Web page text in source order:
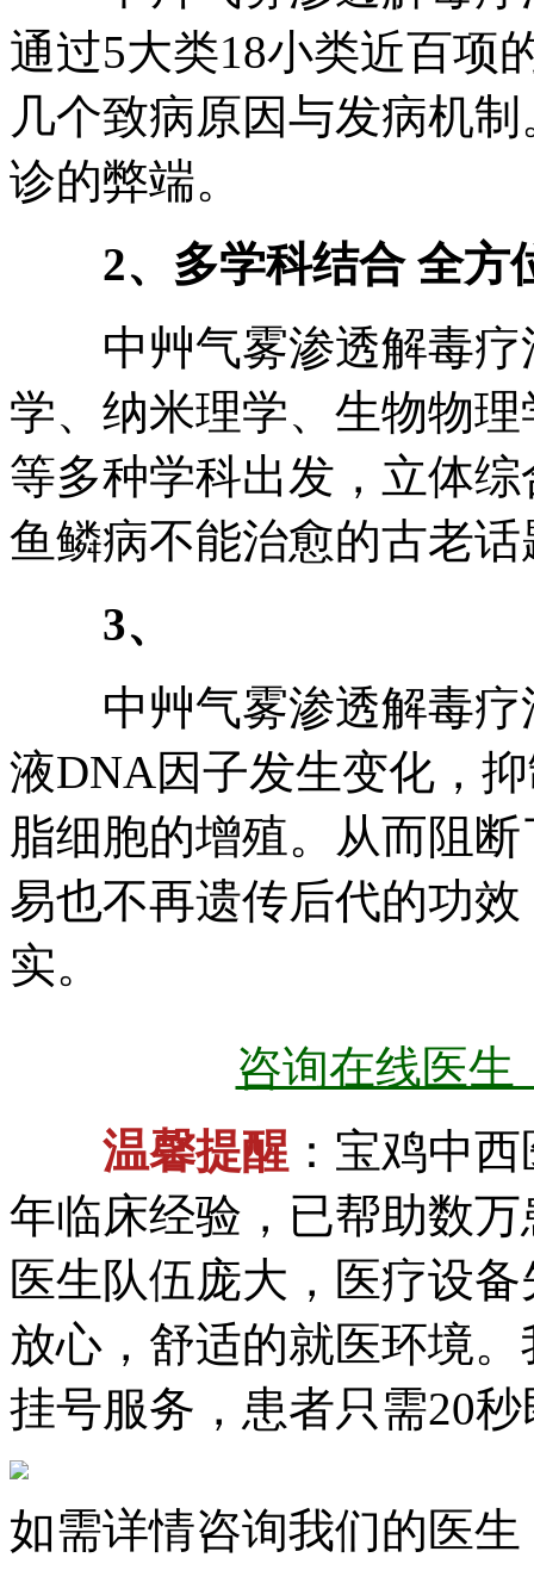
通过5大类18小类近百项
几个致病原因与发病机
诊的弊端。
2、多学科结合 全方
中艸气雾渗透解毒疗
学、纳米理学、生物物
等多种学科出发，立体
鱼鳞病不能治愈的古老话
3、
中艸气雾渗透解毒疗
液DNA因子发生变化，
脂细胞的增殖。从而阻
易也不再遗传后代的功
实。
咨询在线医生
温馨提醒 ：宝鸡中
年临床经验，已帮助数
医生队伍庞大，医疗设
放心，舒适的就医环境
挂号服务，患者只需20
如需详情咨询我们的医生